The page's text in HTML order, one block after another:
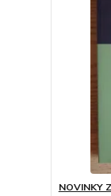
NOVINKY